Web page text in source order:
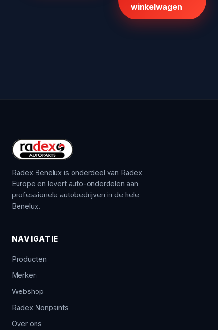
winkelwagen
Radex Benelux is onderdeel van Radex
Europe en levert auto-onderdelen aan
professionele autobedrijven in de hele
Benelux.
NAVIGATIE
Producten
Merken
Webshop
Radex Nonpaints
Over ons